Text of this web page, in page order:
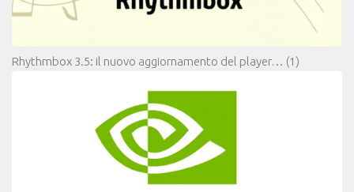
Rhythmbox 3.5: il nuovo aggiornamento del player… (1)